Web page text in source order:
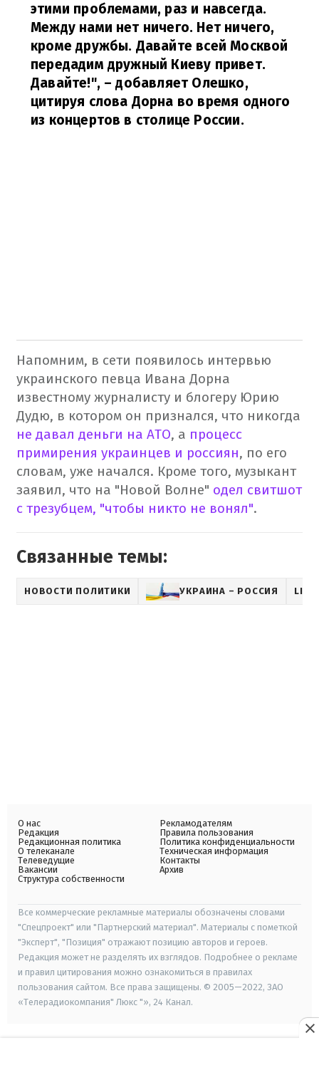
этими проблемами, раз и навсегда.
Между нами нет ничего. Нет ничего,
кроме дружбы. Давайте всей Москвой
передадим дружный Киеву привет.
Давайте!", – добавляет Олешко,
цитируя слова Дорна во время одного
из концертов в столице России.
Напомним, в сети появилось интервью
украинского певца Ивана Дорна
известному журналисту и блогеру Юрию
Дудю, в котором он признался, что никогда
не давал деньги на АТО, а процесс
примирения украинцев и россиян, по его
словам, уже начался. Кроме того, музыкант
заявил, что на "Новой Волне" одел свитшот
с трезубцем, "чтобы никто не вонял".
Связанные темы:
НОВОСТИ ПОЛИТИКИ УКРАИНА – РОССИЯ
О нас
Редакция
Редакционная политика
О телеканале
Телеведущие
Вакансии
Структура собственности
Рекламодателям
Правила пользования
Политика конфиденциальности
Техническая информация
Контакты
Архив
Все коммерческие рекламные материалы обозначены словами
"Спецпроект" или "Партнерский материал". Материалы с пометкой
"Эксперт", "Позиция" отражают позицию авторов и героев.
Редакция может не разделять их взглядов. Подробнее о рекламе
и правил цитирования можно ознакомиться в правилах
пользования сайтом. Все права защищены. © 2005—2022, ЗАО
«Телерадиокомпания" Люкс "», 24 Канал.